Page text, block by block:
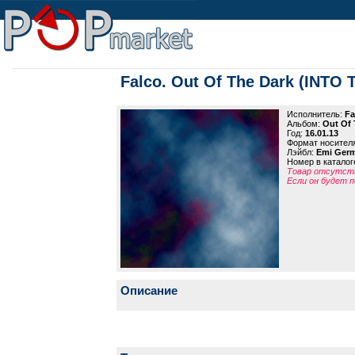
Falco. Out Of The Dark (INTO
Исполнитель:
Альбом: Out Of
Год: 16.01.13
Формат
Лэйбл: Emi
Номер в
Товар
Если он будет
Описание